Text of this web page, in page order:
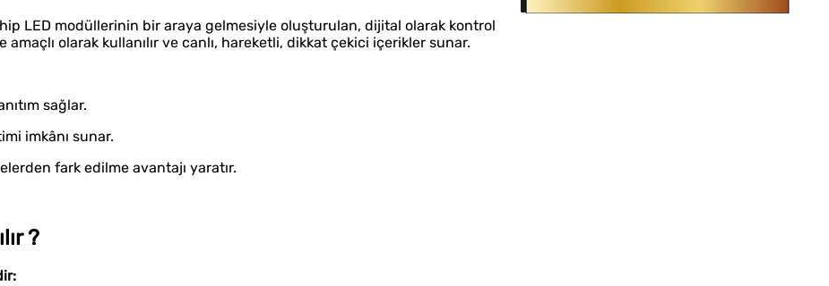
LED modüllerinin bir araya gelmesiyle oluşturulan, dijital olarak kontrol
olarak kullanılır ve canlı, hareketli, dikkat çekici içerikler sunar.
sağlar.
imkânı sunar.
fark edilme avantajı yaratır.
?